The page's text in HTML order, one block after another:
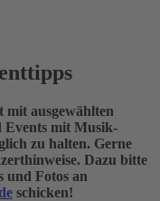
mit ausgewählten
Events mit Musik-
zu halten. Gerne
Dazu bitte
und Fotos an
schicken!